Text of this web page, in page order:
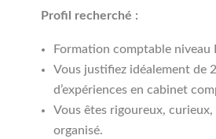
Profil recherché :
Formation comptable niveau
Vous justifiez idéalement de
d’expériences en cabinet
Vous êtes rigoureux,
organisé.